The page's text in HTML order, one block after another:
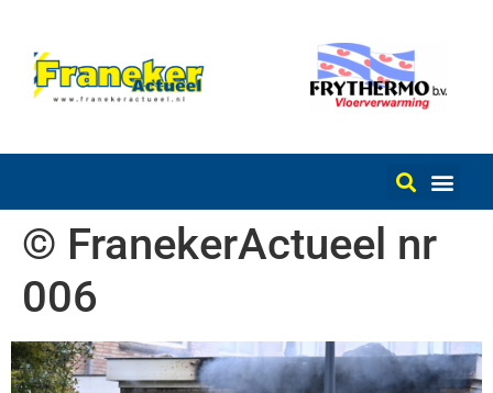
© FranekerActueel nr
006